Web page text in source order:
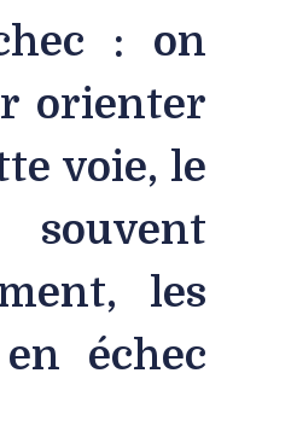
: on
orienter
voie, le
les
échec